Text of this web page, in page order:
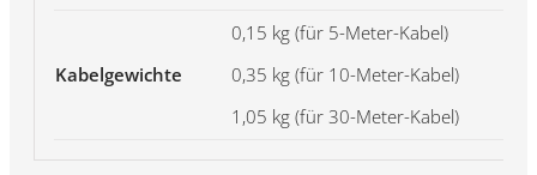
Kabelgewichte
0,15 kg (für 5-Meter-Kabel)
0,35 kg (für 10-Meter-Kabel)
1,05 kg (für 30-Meter-Kabel)